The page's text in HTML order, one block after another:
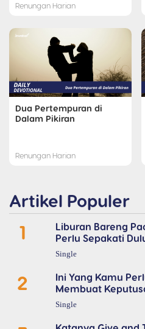
Renungan Harian
Dua Pertempuran di
Dalam Pikiran
Renungan Harian
Artikel Populer
1
Liburan Bareng
Perlu Sepakati
Single
2
Ini Yang Kamu
Membuat
Single